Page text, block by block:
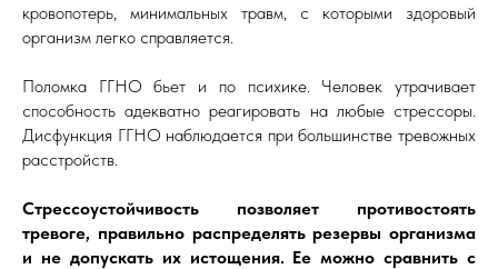
кровопотерь, минимальных травм, с которыми здоровый
организм легко справляется.
Поломка ГГНО бьет и по психике. Человек утрачивает
способность адекватно реагировать на любые стрессоры.
Дисфункция ГГНО наблюдается при большинстве тревожных
расстройств.
Стрессоустойчивость позволяет противостоять
тревоге, правильно распределять резервы организма
и не допускать их истощения. Ее можно сравнить с